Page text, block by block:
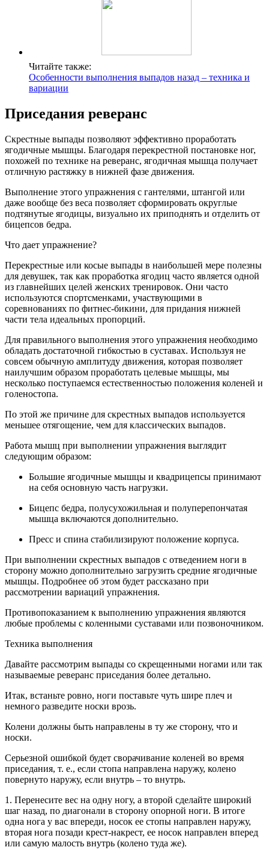
Читайте также:
Особенности выполнения выпадов назад – техника и
вариации
Приседания реверанс
Скрестные выпады позволяют эффективно проработать
ягодичные мышцы. Благодаря перекрестной постановке ног,
похожей по технике на реверанс, ягодичная мышца получает
отличную растяжку в нижней фазе движения.
Выполнение этого упражнения с гантелями, штангой или
даже вообще без веса позволяет сформировать округлые
подтянутые ягодицы, визуально их приподнять и отделить от
бицепсов бедра.
Что дает упражнение?
Перекрестные или косые выпады в наибольшей мере полезны
для девушек, так как проработка ягодиц часто является одной
из главнейших целей женских тренировок. Они часто
используются спортсменками, участвующими в
соревнованиях по фитнес-бикини, для придания нижней
части тела идеальных пропорций.
Для правильного выполнения этого упражнения необходимо
обладать достаточной гибкостью в суставах. Используя не
совсем обычную амплитуду движения, которая позволяет
наилучшим образом проработать целевые мышцы, мы
несколько поступаемся естественностью положения коленей и
голеностопа.
По этой же причине для скрестных выпадов используется
меньшее отягощение, чем для классических выпадов.
Работа мышц при выполнении упражнения выглядит
следующим образом:
Большие ягодичные мышцы и квадрицепсы принимают
на себя основную часть нагрузки.
Бицепс бедра, полусухожильная и полуперепончатая
мышца включаются дополнительно.
Пресс и спина стабилизируют положение корпуса.
При выполнении скрестных выпадов с отведением ноги в
сторону можно дополнительно загрузить средние ягодичные
мышцы. Подробнее об этом будет рассказано при
рассмотрении вариаций упражнения.
Противопоказанием к выполнению упражнения являются
любые проблемы с коленными суставами или позвоночником.
Техника выполнения
Давайте рассмотрим выпады со скрещенными ногами или так
называемые реверанс приседания более детально.
Итак, встаньте ровно, ноги поставьте чуть шире плеч и
немного разведите носки врозь.
Колени должны быть направлены в ту же сторону, что и
носки.
Серьезной ошибкой будет сворачивание коленей во время
приседания, т. е., если стопа направлена наружу, колено
повернуто наружу, если внутрь – то внутрь.
1. Перенесите вес на одну ногу, а второй сделайте широкий
шаг назад, по диагонали в сторону опорной ноги. В итоге
одна нога у вас впереди, носок ее стопы направлен наружу,
вторая нога позади крест-накрест, ее носок направлен вперед
или самую малость внутрь (колено туда же).